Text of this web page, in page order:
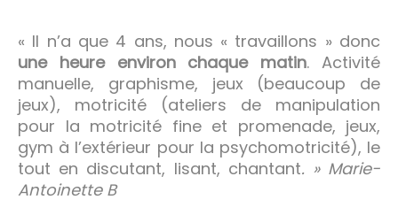
« Il n’a que 4 ans, nous « travaillons » donc
une heure environ chaque matin. Activité
manuelle, graphisme, jeux (beaucoup de
jeux), motricité (ateliers de manipulation
pour la motricité fine et promenade, jeux,
gym à l’extérieur pour la psychomotricité), le
tout en discutant, lisant, chantant. » Marie-
Antoinette B